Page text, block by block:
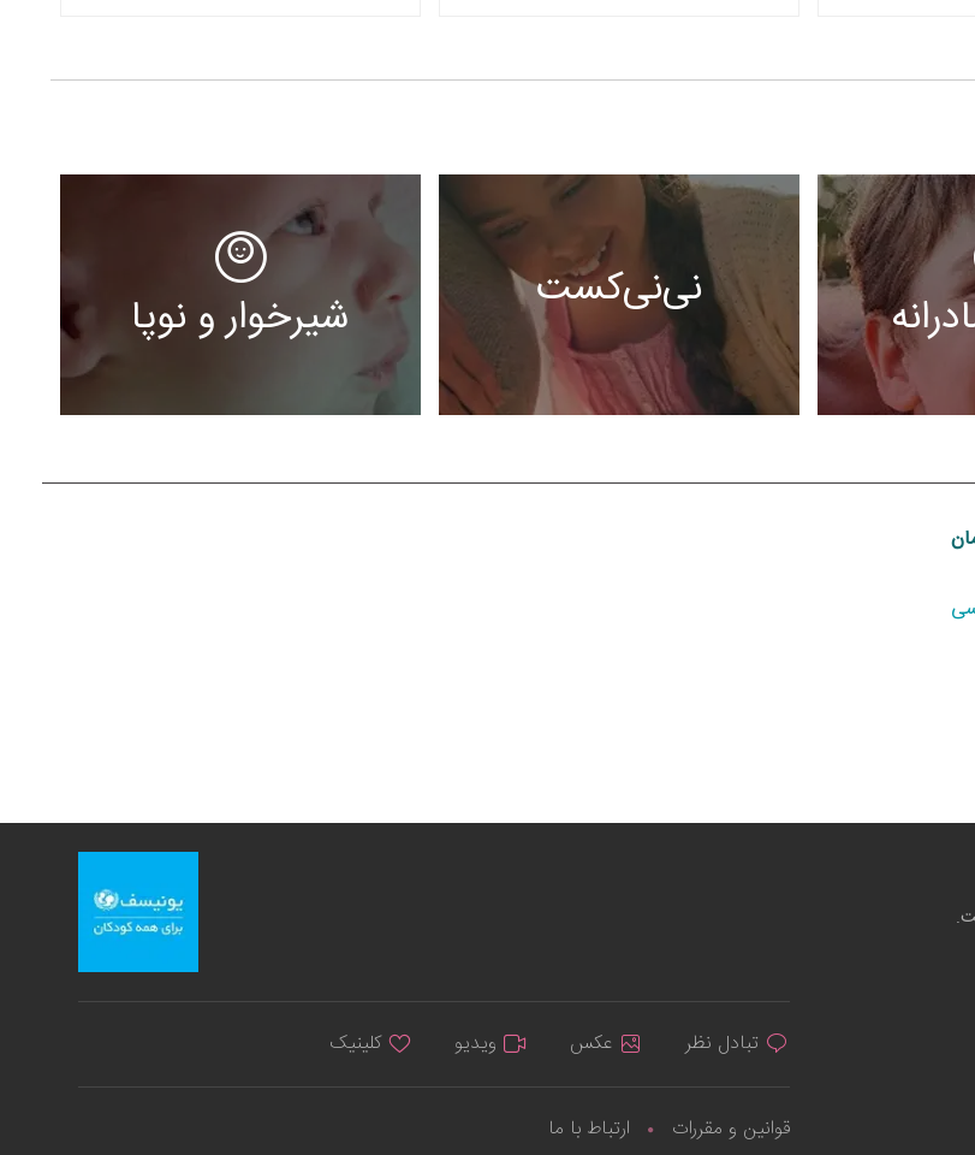
نی‌نی‌کست شیرخوار و نوپا
تبادل نظر عکس ویدیو کلینیک
قوانین و مقررات ارتباط با ما